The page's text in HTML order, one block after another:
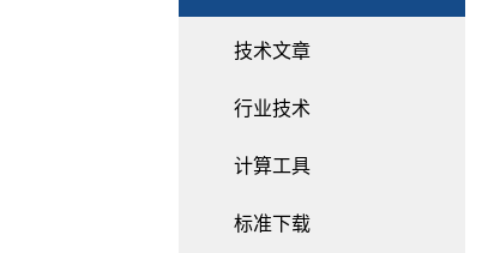
技术文章
行业技术
计算工具
标准下载